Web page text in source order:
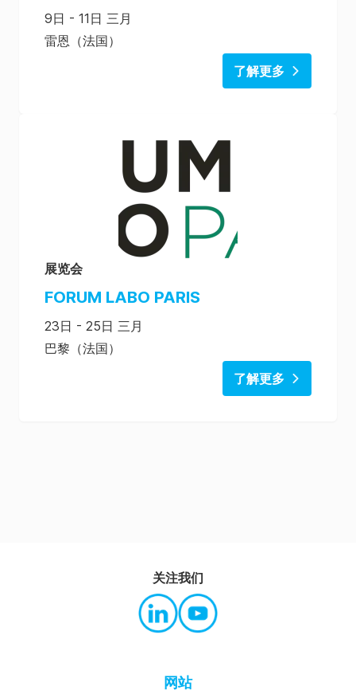
9日 - 11日 三月
雷恩（法国）
了解更多
展览会
FORUM LABO PARIS
23日 - 25日 三月
巴黎（法国）
了解更多
网站
关注我们